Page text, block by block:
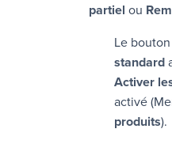
partiel ou
Le bouton
standard
Activer
activé
produits).